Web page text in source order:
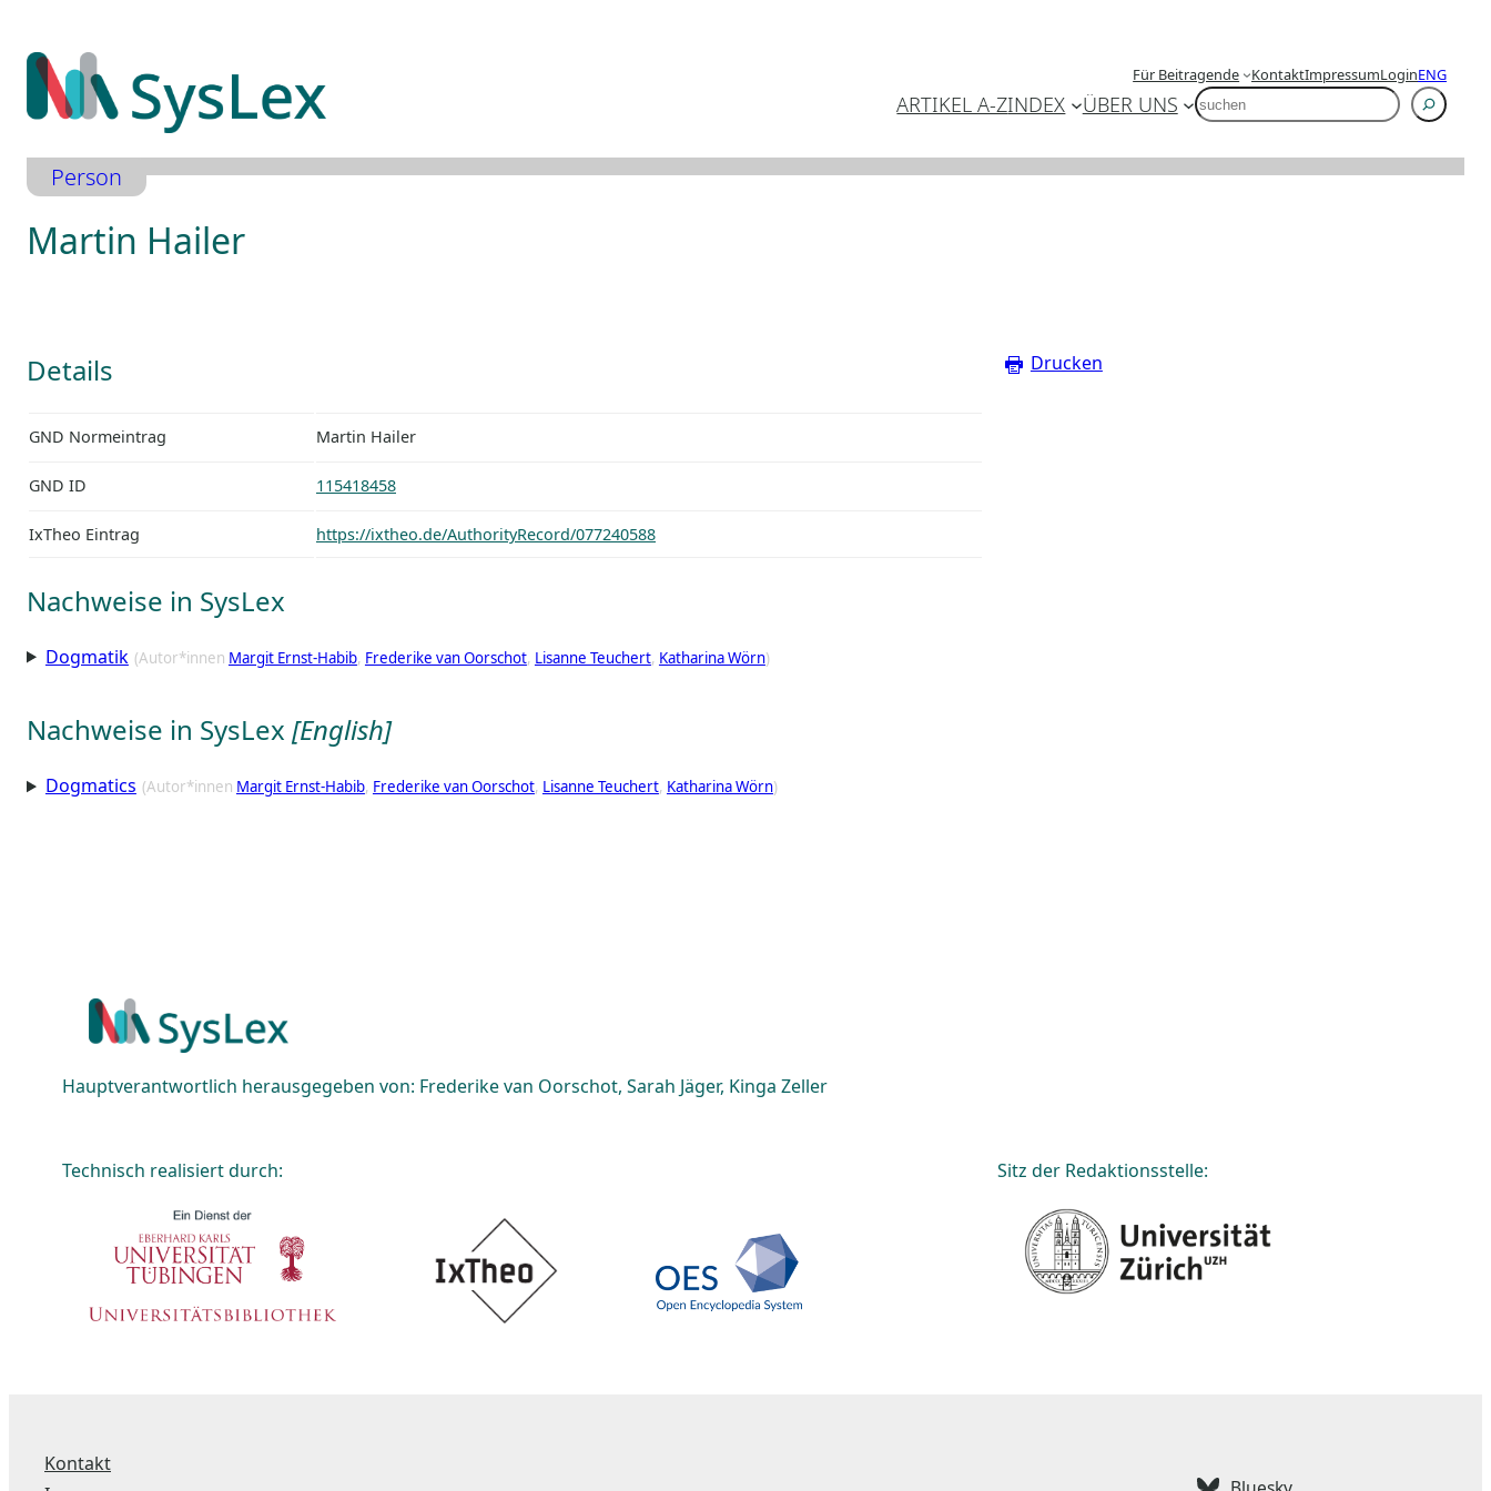
Inhalt
springen
Für Beitragende KontaktImpressumLoginENG
ARTIKEL A-ZINDEX ÜBER UNS SUCHEN
Person
Martin Hailer
Details
GND Normeintrag Martin Hailer
GND ID 115418458
IxTheo Eintrag https://ixtheo.de/AuthorityRecord/077240588
Nachweise in SysLex
Dogmatik (Autor*innen Margit Ernst-Habib Frederike van Oorschot Lisanne Teuchert Katharina Wörn)
Nachweise in SysLex [English]
Dogmatics (Autor*innen Margit Ernst-Habib Frederike van Oorschot Lisanne Teuchert Katharina Wörn)
Drucken
Hauptverantwortlich herausgegeben von: Frederike van Oorschot, Sarah Jäger, Kinga Zeller
Technisch realisiert durch: Sitz der Redaktionsstelle:
Kontakt